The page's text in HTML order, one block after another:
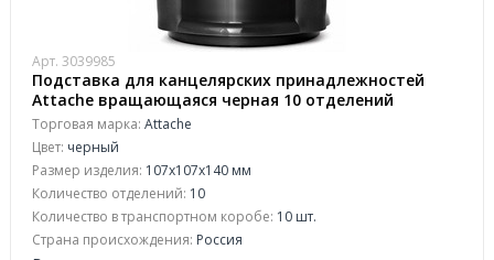
Арт. 3039985
Подставка для канцелярских принадлежностей
Attache вращающаяся черная 10 отделений
Торговая марка: Attache
Цвет: черный
Размер изделия: 107х107х140 мм
Количество отделений: 10
Количество в транспортном коробе: 10 шт.
Страна происхождения: Россия